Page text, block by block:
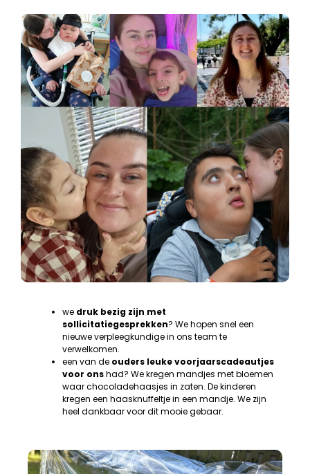
we druk bezig zijn met
sollicitatiegesprekken? We hopen snel een
nieuwe verpleegkundige in ons team te
verwelkomen.
een van de ouders leuke voorjaarscadeautjes
voor onshad? We kregen mandjes met bloemen
waar chocoladehaasjes in zaten. De kinderen
kregen een haasknuffeltje in een mandje. We zijn
heel dankbaar voor dit mooie gebaar.